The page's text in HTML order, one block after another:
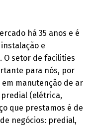
há 35 anos e é
e
O setor de facilities
para nós, por
manutenção de ar
(elétrica,
que prestamos é de
negócios: predial,